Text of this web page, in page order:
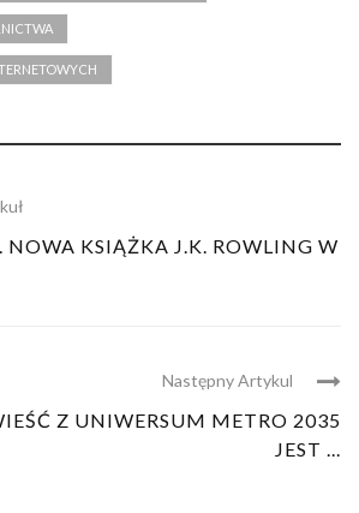
NOWA KSIĄŻKA J.K. ROWLING W
Następny Artykul
Z UNIWERSUM METRO 2035
JEST ...